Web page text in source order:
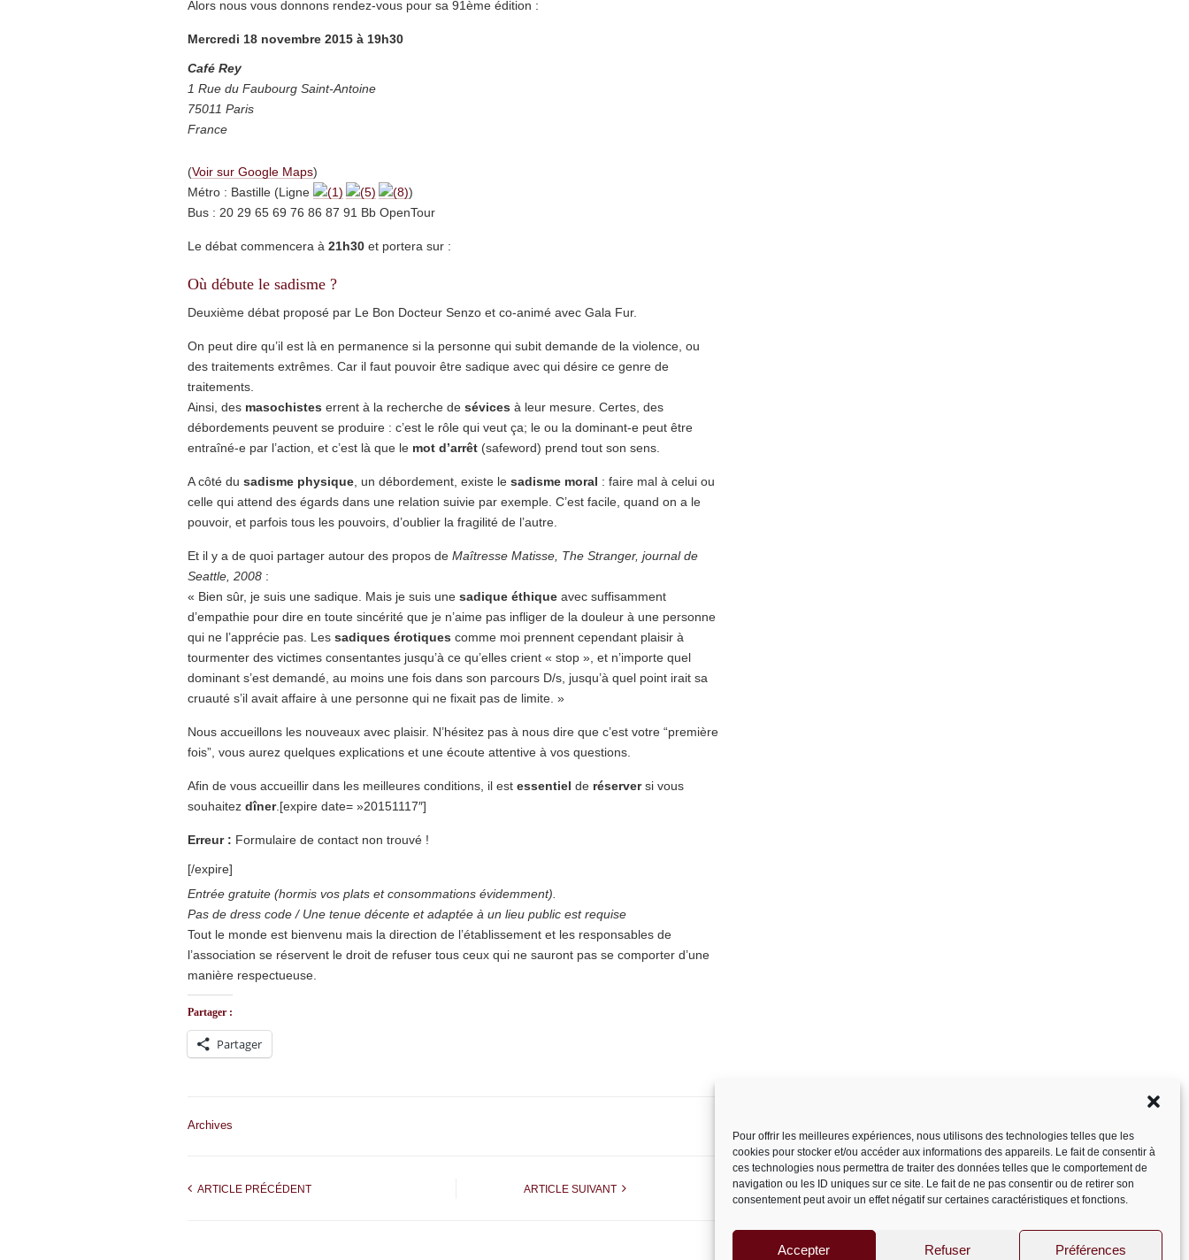
Pour offrir les meilleures expériences, nous utilisons des technologies telles que les
cookies pour stocker et/ou accéder aux informations des appareils. Le fait de consentir à
ces technologies nous permettra de traiter des données telles que le comportement de
navigation ou les ID uniques sur ce site. Le fait de ne pas consentir ou de retirer son
consentement peut avoir un effet négatif sur certaines caractéristiques et fonctions.
Accepter Refuser Préférences
Alors nous vous donnons rendez-vous pour sa 91ème édition :
Mercredi 18 novembre 2015 à 19h30
Café Rey
1 Rue du Faubourg Saint-Antoine
75011 Paris
France
(Voir sur Google Maps)
Métro : Bastille (Ligne
)
Bus : 20 29 65 69 76 86 87 91 Bb OpenTour
Le débat commencera à 21h30 et portera sur :
Où débute le sadisme ?
Deuxième débat proposé par Le Bon Docteur Senzo et co-animé avec Gala Fur.
On peut dire qu’il est là en permanence si la personne qui subit demande de la violence, ou
des traitements extrêmes. Car il faut pouvoir être sadique avec qui désire ce genre de
traitements.
Ainsi, des masochistes errent à la recherche de sévices à leur mesure. Certes, des
débordements peuvent se produire : c’est le rôle qui veut ça; le ou la dominant-e peut être
entraîné-e par l’action, et c’est là que le mot d’arrêt (safeword) prend tout son sens.
A côté du sadisme physique , un débordement, existe le sadisme moral : faire mal à celui ou
celle qui attend des égards dans une relation suivie par exemple. C’est facile, quand on a le
pouvoir, et parfois tous les pouvoirs, d’oublier la fragilité de l’autre.
Et il y a de quoi partager autour des propos de Maîtresse Matisse, The Stranger, journal de
Seattle, 2008 :
« Bien sûr, je suis une sadique. Mais je suis une sadique éthique avec suffisamment
d’empathie pour dire en toute sincérité que je n’aime pas infliger de la douleur à une personne
qui ne l’apprécie pas. Les sadiques érotiques comme moi prennent cependant plaisir à
tourmenter des victimes consentantes jusqu’à ce qu’elles crient « stop », et n’importe quel
dominant s’est demandé, au moins une fois dans son parcours D/s, jusqu’à quel point irait sa
cruauté s’il avait affaire à une personne qui ne fixait pas de limite. »
Nous accueillons les nouveaux avec plaisir. N’hésitez pas à nous dire que c’est votre “première
fois”, vous aurez quelques explications et une écoute attentive à vos questions.
Afin de vous accueillir dans les meilleures conditions, il est essentiel de réserversi vous
souhaitez dîner. [expire date= »20151117″]
Erreur : Formulaire de contact non trouvé !
[/expire]
Entrée gratuite (hormis vos plats et consommations évidemment).
Pas de dress code / Une tenue décente et adaptée à un lieu public est requise
Tout le monde est bienvenu mais la direction de l’établissement et les responsables de
l’association se réservent le droit de refuser tous ceux qui ne sauront pas se comporter d’une
manière respectueuse.
Partager :
Partager
Archives
ARTICLE PRÉCÉDENT ARTICLE SUIVANT